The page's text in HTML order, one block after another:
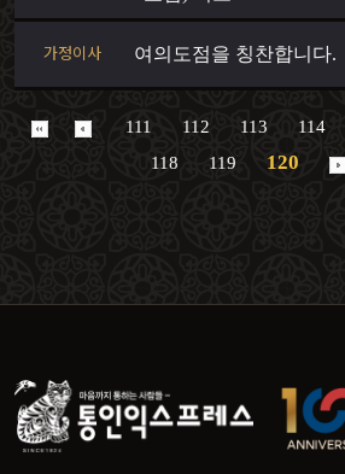
가정이사 여의도점을 칭찬합니다.
111 112 113 114
118
119 120